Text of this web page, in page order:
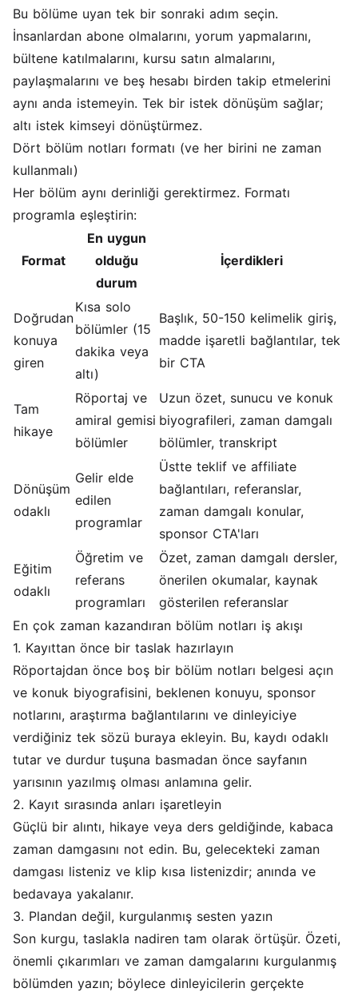
Bu bölüme uyan tek bir sonraki adım seçin.
İnsanlardan abone olmalarını, yorum yapmalarını,
bültene katılmalarını, kursu satın almalarını,
paylaşmalarını ve beş hesabı birden takip etmelerini
aynı anda istemeyin. Tek bir istek dönüşüm sağlar;
altı istek kimseyi dönüştürmez.
Dört bölüm notları formatı (ve her birini ne zaman
kullanmalı)
Her bölüm aynı derinliği gerektirmez. Formatı
programla eşleştirin:
Format
En uygun
olduğu
durum
İçerdikleri
Doğrudan
konuya
giren
Kısa solo
bölümler (15
dakika veya
altı)
Başlık, 50-150 kelimelik giriş,
madde işaretli bağlantılar, tek
bir CTA
Tam
hikaye
Röportaj ve
amiral gemisi
bölümler
Uzun özet, sunucu ve konuk
biyografileri, zaman damgalı
bölümler, transkript
Dönüşüm
odaklı
Gelir elde
edilen
programlar
Üstte teklif ve affiliate
bağlantıları, referanslar,
zaman damgalı konular,
sponsor CTA'ları
Eğitim
odaklı
Öğretim ve
referans
programları
Özet, zaman damgalı dersler,
önerilen okumalar, kaynak
gösterilen referanslar
En çok zaman kazandıran bölüm notları iş akışı
1. Kayıttan önce bir taslak hazırlayın
Röportajdan önce boş bir bölüm notları belgesi açın
ve konuk biyografisini, beklenen konuyu, sponsor
notlarını, araştırma bağlantılarını ve dinleyiciye
verdiğiniz tek sözü buraya ekleyin. Bu, kaydı odaklı
tutar ve durdur tuşuna basmadan önce sayfanın
yarısının yazılmış olması anlamına gelir.
2. Kayıt sırasında anları işaretleyin
Güçlü bir alıntı, hikaye veya ders geldiğinde, kabaca
zaman damgasını not edin. Bu, gelecekteki zaman
damgası listeniz ve klip kısa listenizdir; anında ve
bedavaya yakalanır.
3. Plandan değil, kurgulanmış sesten yazın
Son kurgu, taslakla nadiren tam olarak örtüşür. Özeti,
önemli çıkarımları ve zaman damgalarını kurgulanmış
bölümden yazın; böylece dinleyicilerin gerçekte